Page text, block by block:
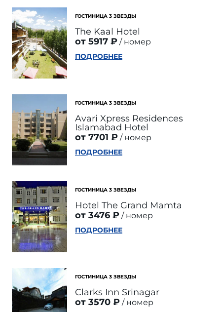
ГОСТИНИЦА 3 ЗВЕЗДЫ
The Kaal Hotel
от 5917 ₽
номер
ПОДРОБНЕЕ
ГОСТИНИЦА 3 ЗВЕЗДЫ
Avari Xpress Residences
Islamabad Hotel
от 7701 ₽
номер
ПОДРОБНЕЕ
ГОСТИНИЦА 3 ЗВЕЗДЫ
Hotel The Grand Mamta
от 3476 ₽
номер
ПОДРОБНЕЕ
ГОСТИНИЦА 3 ЗВЕЗДЫ
Clarks Inn Srinagar
от 3570 ₽
номер